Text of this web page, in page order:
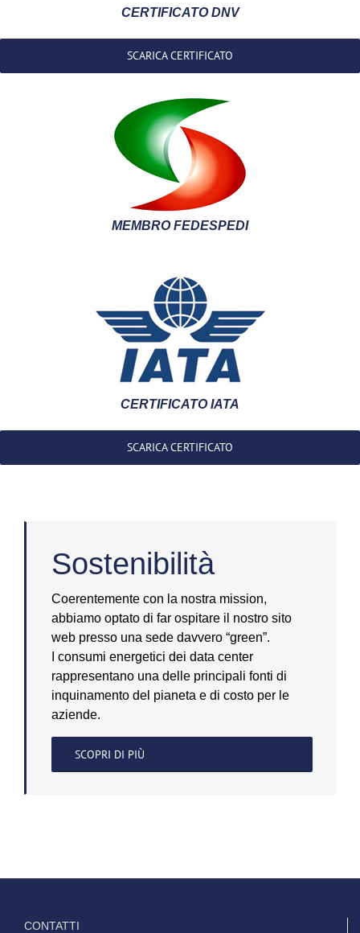
CERTIFICATO DNV
SCARICA CERTIFICATO
MEMBRO FEDESPEDI
CERTIFICATO IATA
SCARICA CERTIFICATO
Sostenibilità
Coerentemente con la nostra mission,
abbiamo optato di far ospitare il nostro sito
web presso una sede davvero “green”.
I consumi energetici dei data center
rappresentano una delle principali fonti di
inquinamento del pianeta e di costo per le
aziende.
SCOPRI DI PIÙ
CONTATTI